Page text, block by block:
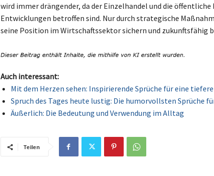
wird immer drängender, da der Einzelhandel und die öffentliche
Entwicklungen betroffen sind. Nur durch strategische
seine Position im Wirtschaftssektor sichern und zukunftsfähig
Auch interessant:
Mit dem Herzen sehen: Inspirierende Sprüche für eine
Spruch des Tages heute lustig: Die humorvollsten Sprüche
Äußerlich: Die Bedeutung und Verwendung im Alltag
Teilen